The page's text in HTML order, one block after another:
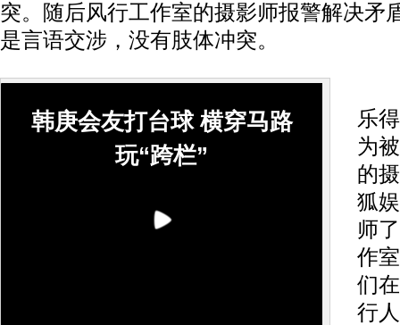
突。随后风行工作室的摄影师报警解决矛
是言语交涉，没有肢体冲突。
韩庚会友打台球 横穿马路
玩“跨栏”
乐
为
的
狐
师
作
们
行